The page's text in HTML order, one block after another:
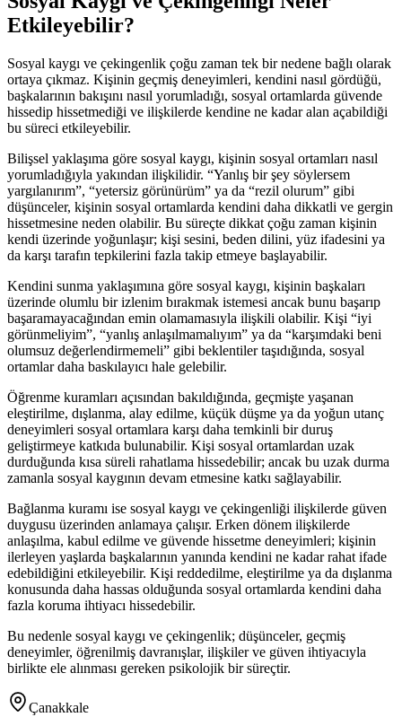
Etkileyebilir?
Sosyal kaygı ve çekingenlik çoğu zaman tek bir nedene bağlı olarak
ortaya çıkmaz. Kişinin geçmiş deneyimleri, kendini nasıl gördüğü,
başkalarının bakışını nasıl yorumladığı, sosyal ortamlarda güvende
hissedip hissetmediği ve ilişkilerde kendine ne kadar alan açabildiği
bu süreci etkileyebilir.
Bilişsel yaklaşıma göre sosyal kaygı, kişinin sosyal ortamları nasıl
yorumladığıyla yakından ilişkilidir. “Yanlış bir şey söylersem
yargılanırım”, “yetersiz görünürüm” ya da “rezil olurum” gibi
düşünceler, kişinin sosyal ortamlarda kendini daha dikkatli ve gergin
hissetmesine neden olabilir. Bu süreçte dikkat çoğu zaman kişinin
kendi üzerinde yoğunlaşır; kişi sesini, beden dilini, yüz ifadesini ya
da karşı tarafın tepkilerini fazla takip etmeye başlayabilir.
Kendini sunma yaklaşımına göre sosyal kaygı, kişinin başkaları
üzerinde olumlu bir izlenim bırakmak istemesi ancak bunu başarıp
başaramayacağından emin olamamasıyla ilişkili olabilir. Kişi “iyi
görünmeliyim”, “yanlış anlaşılmamalıyım” ya da “karşımdaki beni
olumsuz değerlendirmemeli” gibi beklentiler taşıdığında, sosyal
ortamlar daha baskılayıcı hale gelebilir.
Öğrenme kuramları açısından bakıldığında, geçmişte yaşanan
eleştirilme, dışlanma, alay edilme, küçük düşme ya da yoğun utanç
deneyimleri sosyal ortamlara karşı daha temkinli bir duruş
geliştirmeye katkıda bulunabilir. Kişi sosyal ortamlardan uzak
durduğunda kısa süreli rahatlama hissedebilir; ancak bu uzak durma
zamanla sosyal kaygının devam etmesine katkı sağlayabilir.
Bağlanma kuramı ise sosyal kaygı ve çekingenliği ilişkilerde güven
duygusu üzerinden anlamaya çalışır. Erken dönem ilişkilerde
anlaşılma, kabul edilme ve güvende hissetme deneyimleri; kişinin
ilerleyen yaşlarda başkalarının yanında kendini ne kadar rahat ifade
edebildiğini etkileyebilir. Kişi reddedilme, eleştirilme ya da dışlanma
konusunda daha hassas olduğunda sosyal ortamlarda kendini daha
fazla koruma ihtiyacı hissedebilir.
Bu nedenle sosyal kaygı ve çekingenlik; düşünceler, geçmiş
deneyimler, öğrenilmiş davranışlar, ilişkiler ve güven ihtiyacıyla
birlikte ele alınması gereken psikolojik bir süreçtir.
Çanakkale